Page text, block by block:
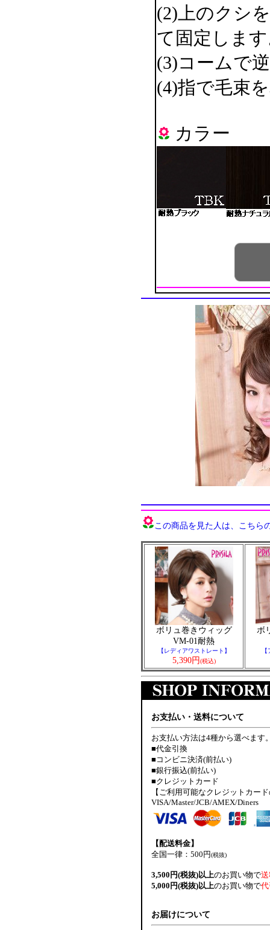
(2)上のクシ
て固定しま
(3)コームで
(4)指で毛束
カラー
この商品を見た人は、こちら
ボリュ巻きウィッグ
VM-01耐熱
【レディアワストレート】
5,390円(税込)
ボ
お支払い・送料について
お支払い方法は4種から選べます
■代金引換
■コンビニ決済(前払い)
■銀行振込(前払い)
■クレジットカード
【ご利用可能なクレジットカー
VISA/Master/JCB/AMEX/Diners
【配送料金】
全国一律：500円(税抜)
3,500円(税抜)以上のお買い物で
5,000円(税抜)以上のお買い物で
お届けについて